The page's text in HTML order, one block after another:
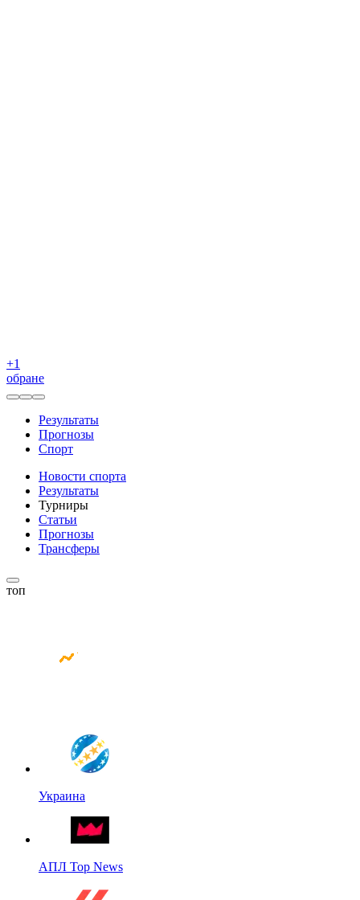
+1
обране
Результаты
Прогнозы
Спорт
Новости спорта
Результаты
Турниры
Статьи
Прогнозы
Трансферы
топ
Украина
АПЛ Top News